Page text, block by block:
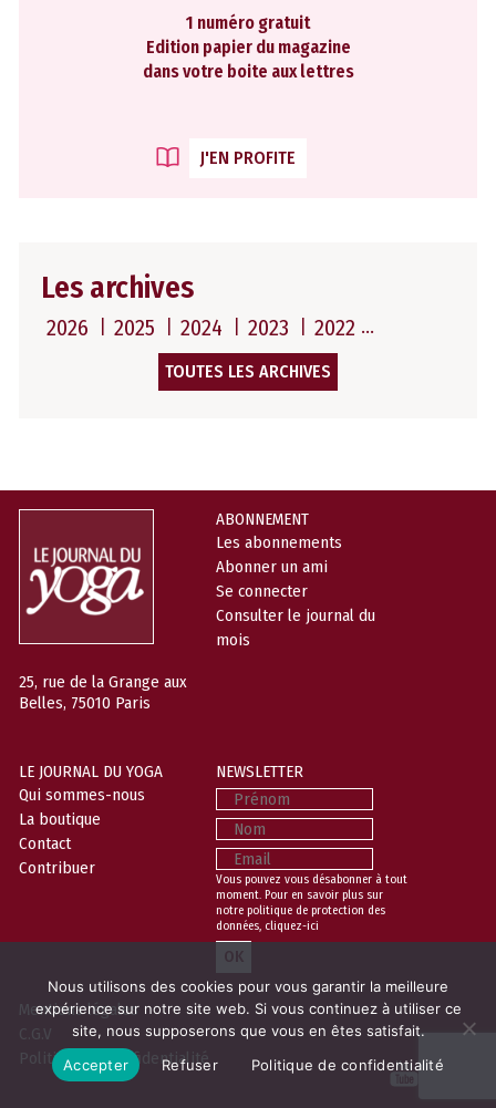
1 numéro gratuit
Edition papier du magazine
dans votre boite aux lettres
J'EN PROFITE
Les archives
2026 2025 2024 2023 2022
TOUTES LES ARCHIVES
25, rue de la Grange aux
Belles, 75010 Paris
ABONNEMENT
Les abonnements
Abonner un ami
Se connecter
Consulter le journal du
mois
LE JOURNAL DU YOGA
Qui sommes-nous
La boutique
Contact
Contribuer
NEWSLETTER
Prénom
Nom
Email
Vous pouvez vous désabonner à tout
moment. Pour en savoir plus sur
notre politique de protection des
données, cliquez-ici
Mentions légales
C.G.V
Politique de confidentialité
Nous utilisons des cookies pour vous garantir la meilleure
expérience sur notre site web. Si vous continuez à utiliser ce
site, nous supposerons que vous en êtes satisfait.
Accepter
Refuser Politique de confidentialité